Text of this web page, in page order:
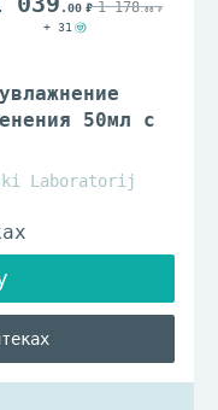
50мл с
Laboratorij
.00 1 178.00
+ 31